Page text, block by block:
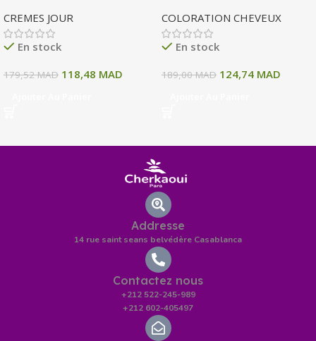
INTENSE 72H 50 ML
CREMES JOUR
En stock
179,52MAD 118,48 MAD
10 A BLOND CLAIR CENDRE
135 ML
COLORATION CHEVEUX
En stock
189,00MAD 124,74 MAD
Addresse
14 rue saint seans belvédère Casablanca
Contactez nous
+212 522-245-989
+212 602-405497